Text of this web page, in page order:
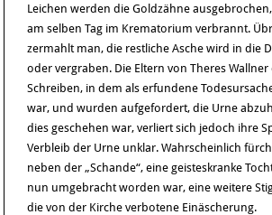
Leichen werden die Goldzähne
am selben Tag im Krematorium verbrannt.
zermahlt man, die restliche Asche wird in die
oder vergraben. Die Eltern von Theres
Schreiben, in dem als erfundene
war, und wurden aufgefordert, die Urne
dies geschehen war, verliert sich jedoch ihre
Verbleib der Urne unklar. Wahrscheinlich
neben der „Schande“, eine geisteskranke
nun umgebracht worden war, eine weitere
die von der Kirche verbotene Einäscherung.